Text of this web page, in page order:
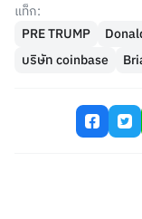
แท็ก:
PRE TRUMP
บริษัท coinbase